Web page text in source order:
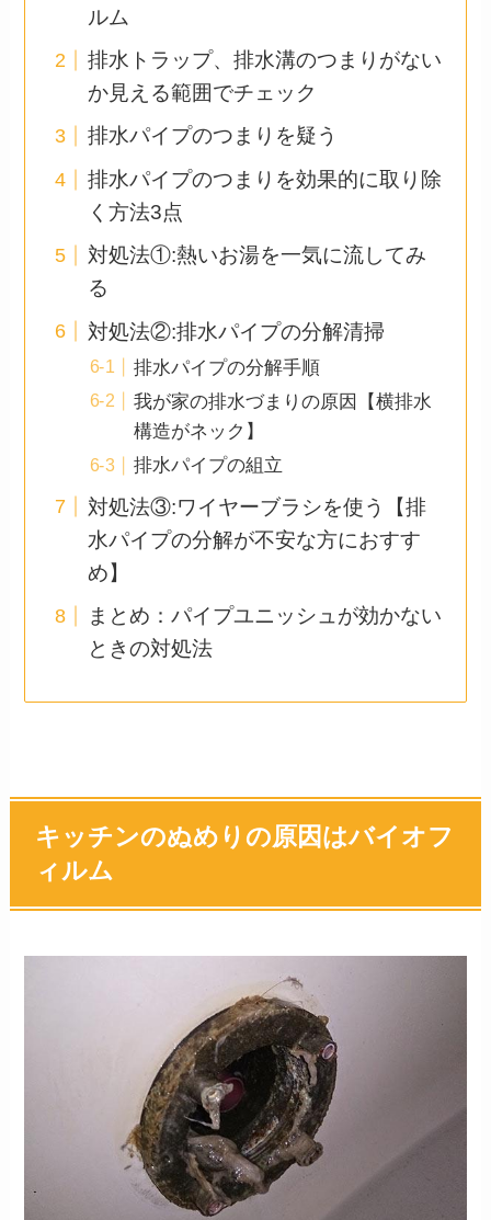
ルム
排水トラップ、排水溝のつまりがない
か見える範囲でチェック
排水パイプのつまりを疑う
排水パイプのつまりを効果的に取り除
く方法3点
対処法①:熱いお湯を一気に流してみ
る
対処法②:排水パイプの分解清掃
排水パイプの分解手順
我が家の排水づまりの原因【横排水
構造がネック】
排水パイプの組立
対処法③:ワイヤーブラシを使う【排
水パイプの分解が不安な方におすす
め】
まとめ：パイプユニッシュが効かない
ときの対処法
キッチンのぬめりの原因はバイオフ
ィルム